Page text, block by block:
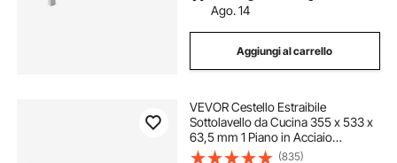
Ago. 14
Aggiungi al carrello
VEVOR Cestello Estraibile
Sottolavello da Cucina 355 x 533 x
63,5 mm 1 Piano in Acciaio
Cromato, Cestello Scorrevole per
(835)